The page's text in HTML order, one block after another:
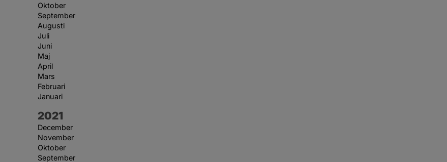
Oktober
September
Augusti
Juli
Juni
Maj
April
Mars
Februari
Januari
År:
2021
December
November
Oktober
September